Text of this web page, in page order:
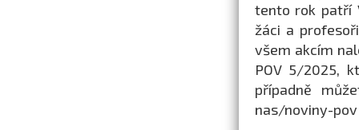
tento rok patří
žáci a
všem akcím
POV 5/2025,
případně
nas/noviny-pov